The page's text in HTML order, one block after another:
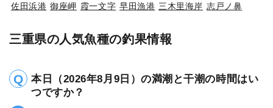
佐田浜港 御座岬 霞一文字 早田漁港 三木里海岸 志戸ノ鼻
三重県の人気魚種の釣果情報
本日（2026年8月9日）の満潮と干潮の時間はい
つですか？